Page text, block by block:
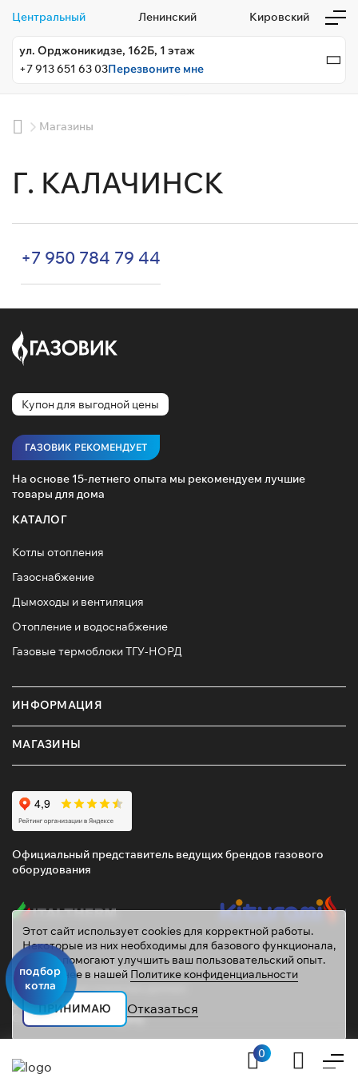
подбор
котла
0
Центральный Ленинский Кировский
ул. Орджоникидзе, 162Б, 1 этаж
+7 913 651 63 03Перезвоните мне
Магазины
Г. КАЛАЧИНСК
+7 950 784 79 44
Купон для выгодной цены
ГАЗОВИК РЕКОМЕНДУЕТ
На основе 15-летнего опыта мы рекомендуем лучшие
товары для дома
КАТАЛОГ
Котлы отопления
Газоснабжение
Дымоходы и вентиляция
Отопление и водоснабжение
Газовые термоблоки ТГУ-НОРД
ИНФОРМАЦИЯ
МАГАЗИНЫ
Официальный представитель ведущих брендов газового
оборудования
© 2026 ТД «ГАЗОВИК»
Политика персональных данных
gazovik55@inbox.ru
Сайт сделали
Mahogany
Этот сайт использует cookies для корректной работы.
Некоторые из них необходимы для базового функционала,
другие помогают улучшить ваш пользовательский опыт.
Подробнее в нашей Политике конфиденциальности
ПРИНИМАЮ Отказаться